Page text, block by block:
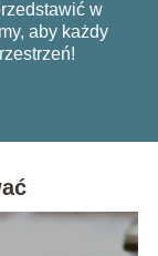
w
aby każdy